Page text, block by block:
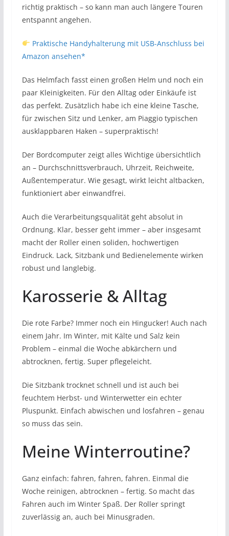
richtig praktisch – so kann man auch längere Touren
entspannt angehen.
Praktische Handyhalterung mit USB-Anschluss bei
Amazon ansehen*
Das Helmfach fasst einen großen Helm und noch ein
paar Kleinigkeiten. Für den Alltag oder Einkäufe ist
das perfekt. Zusätzlich habe ich eine kleine Tasche,
für zwischen Sitz und Lenker, am Piaggio typischen
ausklappbaren Haken – superpraktisch!
Der Bordcomputer zeigt alles Wichtige übersichtlich
an – Durchschnittsverbrauch, Uhrzeit, Reichweite,
Außentemperatur. Wie gesagt, wirkt leicht altbacken,
funktioniert aber einwandfrei.
Auch die Verarbeitungsqualität geht absolut in
Ordnung. Klar, besser geht immer – aber insgesamt
macht der Roller einen soliden, hochwertigen
Eindruck. Lack, Sitzbank und Bedienelemente wirken
robust und langlebig.
Karosserie & Alltag
Die rote Farbe? Immer noch ein Hingucker! Auch nach
einem Jahr. Im Winter, mit Kälte und Salz kein
Problem – einmal die Woche abkärchern und
abtrocknen, fertig. Super pflegeleicht.
Die Sitzbank trocknet schnell und ist auch bei
feuchtem Herbst- und Winterwetter ein echter
Pluspunkt. Einfach abwischen und losfahren – genau
so muss das sein.
Meine Winterroutine?
Ganz einfach: fahren, fahren, fahren. Einmal die
Woche reinigen, abtrocknen – fertig. So macht das
Fahren auch im Winter Spaß. Der Roller springt
zuverlässig an, auch bei Minusgraden.